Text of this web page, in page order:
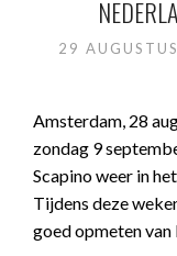
29
Amsterdam, 28
zondag 9
Scapino weer in
Tijdens deze
goed opmeten